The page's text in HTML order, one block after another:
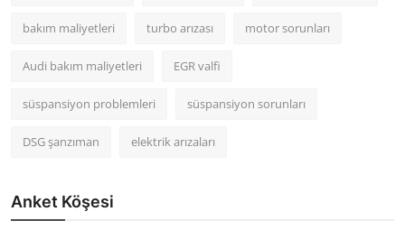
bakım maliyetleri turbo arızası motor sorunları
Audi bakım maliyetleri EGR valfi
süspansiyon problemleri süspansiyon sorunları
DSG şanzıman elektrik arızaları
Anket Köşesi